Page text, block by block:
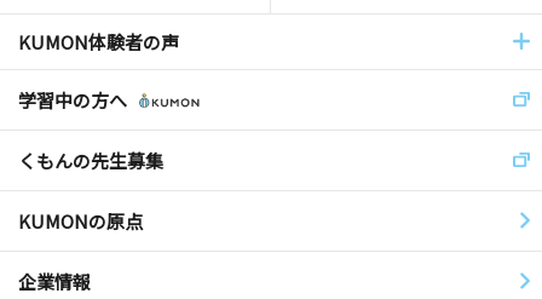
KUMON体験者の声
学習中の方へ
くもんの先生募集
KUMONの原点
企業情報